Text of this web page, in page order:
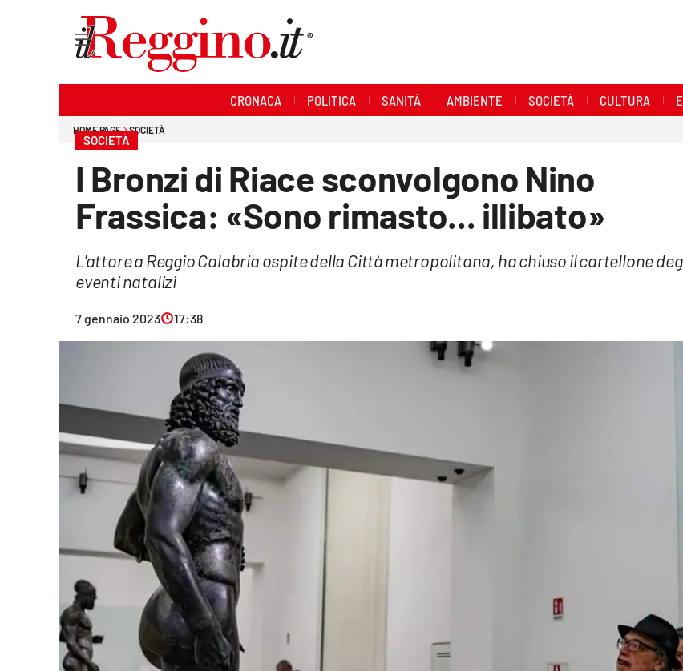
CRONACA POLITICA SANITÀ AMBIENTE SOCIETÀ CULTURA
HOME PAGE SOCIETÀ
SOCIETÀ
I Bronzi di Riace sconvolgono Nino
Frassica: «Sono rimasto... illibato»
L'attore a Reggio Calabria ospite della Città metropolitana, ha chiuso il cartellone
eventi natalizi
7 gennaio 2023 17:38